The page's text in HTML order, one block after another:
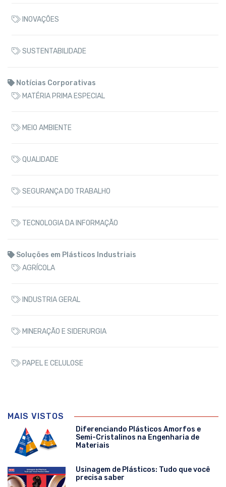
INOVAÇÕES
SUSTENTABILIDADE
Notícias Corporativas
MATÉRIA PRIMA ESPECIAL
MEIO AMBIENTE
QUALIDADE
SEGURANÇA DO TRABALHO
TECNOLOGIA DA INFORMAÇÃO
Soluções em Plásticos Industriais
AGRÍCOLA
INDUSTRIA GERAL
MINERAÇÃO E SIDERURGIA
PAPEL E CELULOSE
MAIS VISTOS
Diferenciando Plásticos Amorfos e
Semi-Cristalinos na Engenharia de
Materiais
Usinagem de Plásticos: Tudo que você
precisa saber